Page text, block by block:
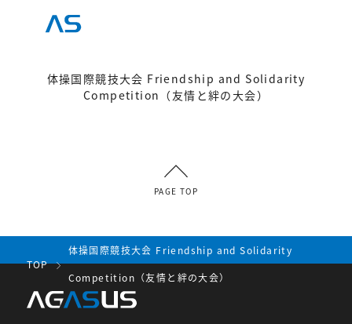
体操国際競技大会 Friendship and Solidarity
Competition（友情と絆の大会）
PAGE TOP
TOP
体操国際競技大会 Friendship and Solidarity
Competition（友情と絆の大会）